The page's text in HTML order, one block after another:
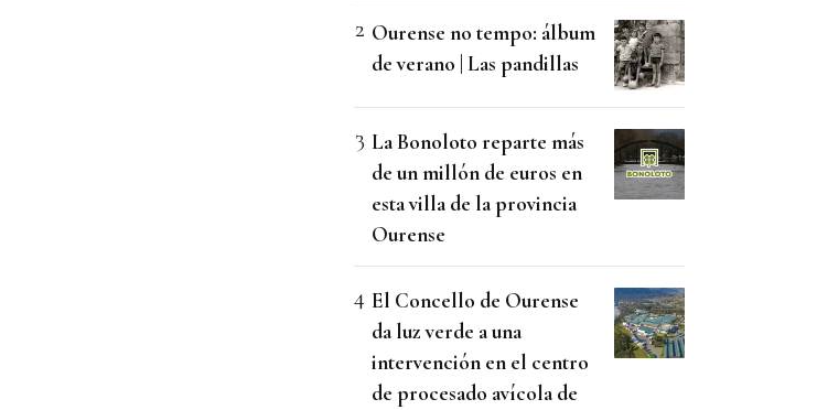
Ourense no tempo: álbum
de verano | Las pandillas
La Bonoloto reparte más
de un millón de euros en
esta villa de la provincia
Ourense
El Concello de Ourense
da luz verde a una
intervención en el centro
de procesado avícola de